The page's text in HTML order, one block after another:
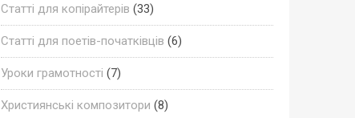
Статті для копірайтерів (33)
Статті для поетів-початківців (6)
Уроки грамотності (7)
Християнські композитори (8)